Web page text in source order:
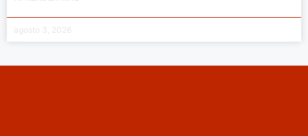
agosto 3, 2026